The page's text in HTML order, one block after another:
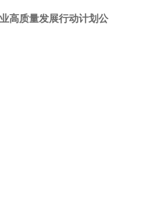
高质量发展行动计划公